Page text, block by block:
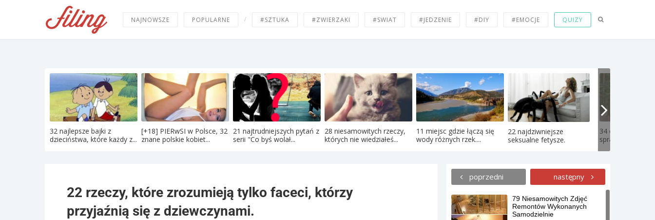
NAJNOWSZE POPULARNE / #SZTUKA #ZWIERZAKI #SWIAT #JEDZENIE #DIY #EMOCJE QUIZY
32 najlepsze bajki z
dzieciństwa, które każdy z...
[+18] PIERwSI w Polsce, 32
znane polskie kobiet...
21 najtrudniejszych pytań z
serii "Co byś wolał...
28 niesamowitych rzeczy,
których nie wiedziałeś...
11 miejsc gdzie łączą się
wody różnych rzek....
22 najdziwniejsze
seksualne fetysze.
34 olbrzymie
sprawiają, że
22 rzeczy, które zrozumieją tylko faceci, którzy
przyjaźnią się z dziewczynami.
poprzedni następny
79 Niesamowitych Zdjęć
Remontów Wykonanych
Samodzielnie